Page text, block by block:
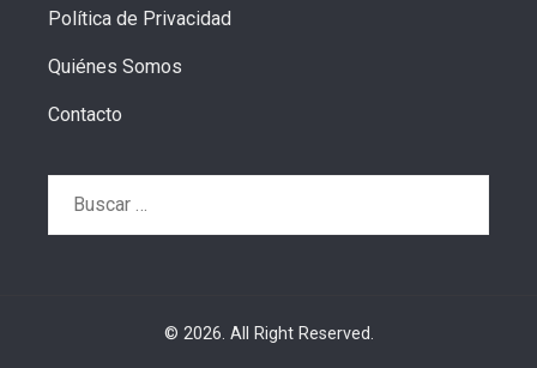
Política de Privacidad
Quiénes Somos
Contacto
© 2026. All Right Reserved.